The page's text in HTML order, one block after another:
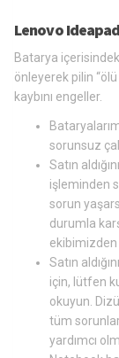
Lenovo
Batarya
önleyerek pilin
kaybını engeller.
sorunsuz
Satın
işleminden
sorun
durumla
Satın
için, lütfen
okuyun.
tüm
yardımcı